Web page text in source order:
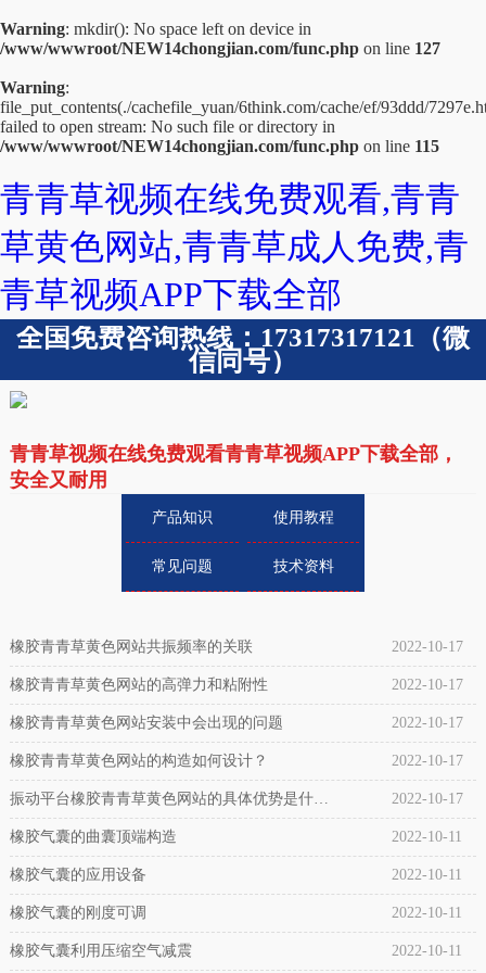
Warning: mkdir(): No space left on device in
/www/wwwroot/NEW14chongjian.com/func.php on line 127
Warning:
file_put_contents(./cachefile_yuan/6think.com/cache/ef/93ddd/
failed to open stream: No such file or directory in
/www/wwwroot/NEW14chongjian.com/func.php on line 115
青青草视频在线免费观看,青青
草黄色网站,青青草成人免费,青
青草视频APP下载全部
全国免费咨询热线：17317317121（微
信同号）
青青草视频在线免费观看青青草视频APP下载全部，
安全又耐用
产品知识 使用教程
常见问题 技术资料
橡胶青青草黄色网站共振频率的关联 2022-10-17
橡胶青青草黄色网站的高弹力和粘附性 2022-10-17
橡胶青青草黄色网站安装中会出现的问题 2022-10-17
橡胶青青草黄色网站的构造如何设计？ 2022-10-17
振动平台橡胶青青草黄色网站的具体优势是什
么？
2022-10-17
橡胶气囊的曲囊顶端构造 2022-10-11
橡胶气囊的应用设备 2022-10-11
橡胶气囊的刚度可调 2022-10-11
橡胶气囊利用压缩空气减震 2022-10-11